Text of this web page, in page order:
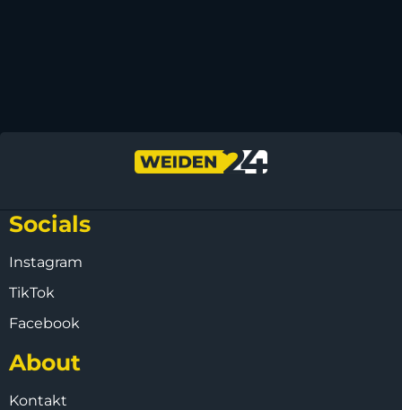
Socials
Instagram
TikTok
Facebook
About
Kontakt